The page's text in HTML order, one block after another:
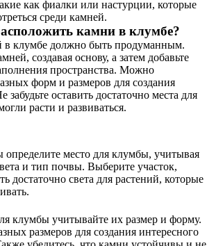
как фиалки или настурции, которые
среди камней.
камни в клумбе?
в клумбе должно быть продуманным.
создавая основу, а затем добавьте
пространства. Можно
форм и размеров для создания
забудьте оставить достаточно места для
расти и развиваться.
определите место для клумбы, учитывая
и тип почвы. Выберите участок,
достаточно света для растений, которые
клумбы учитывайте их размер и форму.
размеров для создания интересного